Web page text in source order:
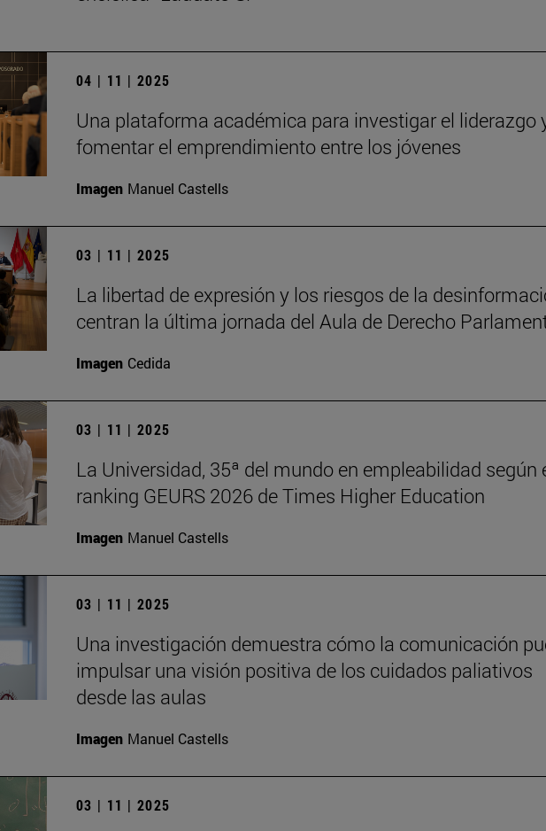
04 | 11 | 2025
Una plataforma académica para investigar el liderazgo
fomentar el emprendimiento entre los jóvenes
Imagen Manuel Castells
03 | 11 | 2025
La libertad de expresión y los riesgos de la
centran la última jornada del Aula de Derecho
Imagen Cedida
03 | 11 | 2025
La Universidad, 35ª del mundo en empleabilidad según
ranking GEURS 2026 de Times Higher Education
Imagen Manuel Castells
03 | 11 | 2025
Una investigación demuestra cómo la comunicación
impulsar una visión positiva de los cuidados paliativos
desde las aulas
Imagen Manuel Castells
03 | 11 | 2025